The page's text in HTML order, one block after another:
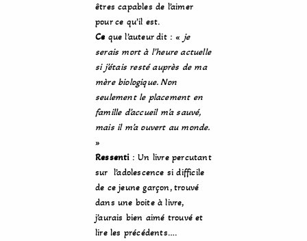
êtres capables de l’aimer
pour ce qu’il est.
Ce que l’auteur dit : « je
serais mort à l’heure actuelle
si j’étais resté auprès de ma
mère biologique. Non
seulement le placement en
famille d’accueil m’a sauvé,
mais il m’a ouvert au monde.
»
Ressenti: Un livre percutant
sur l’adolescence si difficile
de ce jeune garçon, trouvé
dans une boite à livre,
j’aurais bien aimé trouvé et
lire les précédents….